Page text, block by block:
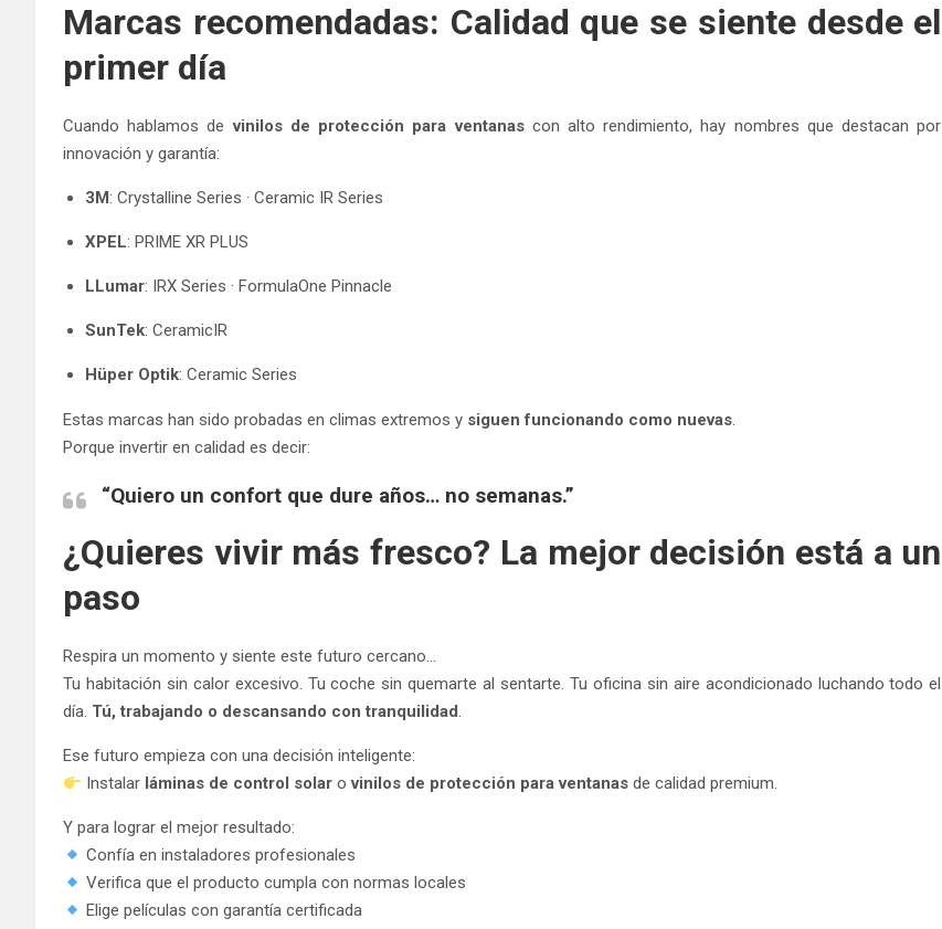
Marcas recomendadas: Calidad que se siente desde el
primer día
Cuando hablamos devinilos de protección para ventanascon alto rendimiento, hay nombres que destacan por
innovación y garantía:
3M: Crystalline Series · Ceramic IR Series
XPEL: PRIME XR PLUS
LLumar: IRX Series · FormulaOne Pinnacle
SunTek: CeramicIR
Hüper Optik: Ceramic Series
Estas marcas han sido probadas en climas extremos y siguen funcionando como nuevas.
Porque invertir en calidad es decir:
“Quiero un confort que dure años… no semanas.”
¿Quieres vivir más fresco? La mejor decisión está a un
paso
Respira un momento y siente este futuro cercano…
Tu habitación sin calor excesivo. Tu coche sin quemarte al sentarte. Tu oficina sin aire acondicionado luchando todo el
día. Tú, trabajando o descansando con tranquilidad.
Ese futuro empieza con una decisión inteligente:
Instalar láminas de control solar ovinilos de protección para ventanas de calidad premium.
Y para lograr el mejor resultado:
Confía en instaladores profesionales
Verifica que el producto cumpla con normas locales
Elige películas con garantía certificada